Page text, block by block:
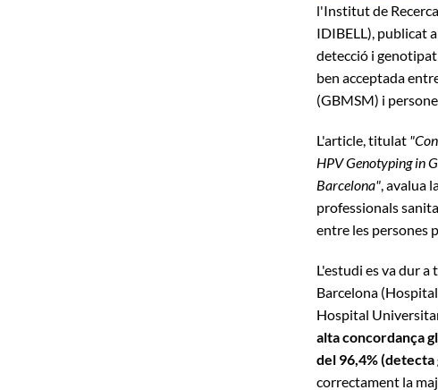
l'Institut de
IDIBELL), publicat
detecció i
ben acceptada
(GBMSM) i
L'article, titulat
HPV Genotyping in
Barcelona", avalua
professionals
entre les persones
L'estudi es va dur
Barcelona
Hospital
alta concordança
del 96,4%
correctament la